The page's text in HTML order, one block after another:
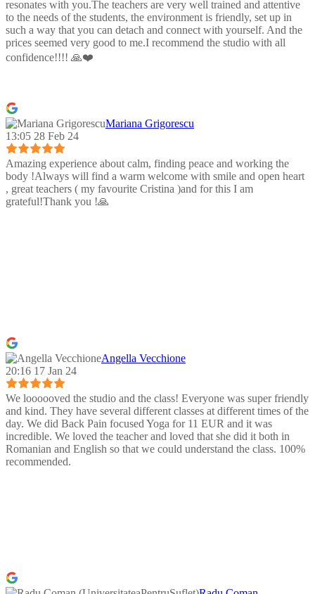
resonates with you.The teachers are very well trained and attentive
to the needs of the students, the environment is friendly, set up in
such a way that you can detach and connect with yourself. And the
prices seemed very good to me.I recommend the studio with all
confidence!!!! 🙏❤️
Mariana Grigorescu
13:05 28 Feb 24
Amazing experience about calm, finding peace and working the
body !Always will find a warm welcome with smile and open heart
, great teachers ( my favourite Cristina )and for this I am
grateful!Thank you !🙏
Angella Vecchione
20:16 17 Jan 24
We loooooved the studio and the class! Everyone was super friendly
and kind. They have several different classes at different times of the
day. We did Back Pain focused Yoga for 11 EUR and it was
incredible. We loved the teacher and loved that she did it both in
Romanian and English so that we could understand the class. 100%
recommended.